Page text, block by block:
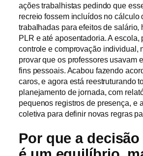
ações trabalhistas pedindo que
recreio fossem incluídos no cálculo
trabalhadas para efeitos de salário,
PLR e até aposentadoria. A escola,
controle e comprovação individual,
provar que os professores usavam
fins pessoais. Acabou fazendo
caros, e agora está reestruturando
planejamento de jornada, com
pequenos registros de presença, e
coletiva para definir novas regras
Por que a decisão